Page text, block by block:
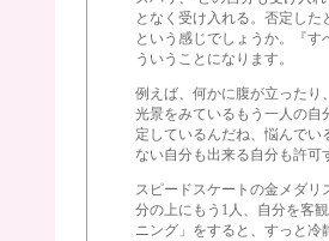
となく受け入れる。否定し
という感じでしょうか。『
ういうことになります。
例えば、何かに腹が立ったり
光景をみているもう一人の自
定しているんだね、悩んで
ない自分も出来る自分も許可
スピードスケートの金メダリ
分の上にもう1人、自分を客
ニング」をすると、すっと